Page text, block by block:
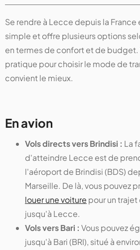
Se rendre à Lecce depuis la
simple et offre plusieurs options
en termes de confort et de budget.
pratique pour choisir le mode de
convient le mieux.
En avion
Vols directs vers Brindisi : La
d'atteindre Lecce est de
l'aéroport de Brindisi (BDS)
Marseille. De là, vous pouvez
louer une voiture pour un
jusqu'à Lecce.
Vols vers Bari : Vous pouvez
jusqu'à Bari (BRI), situé à